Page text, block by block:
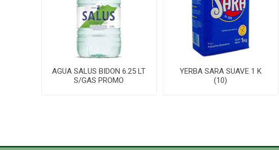
AGUA SALUS BIDON 6.25 LT
S/GAS PROMO
YERBA SARA SUAVE 1 K
(10)